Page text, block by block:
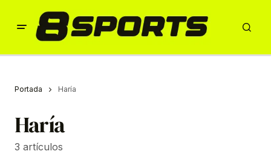
Portada Haría
Haría
3 artículos